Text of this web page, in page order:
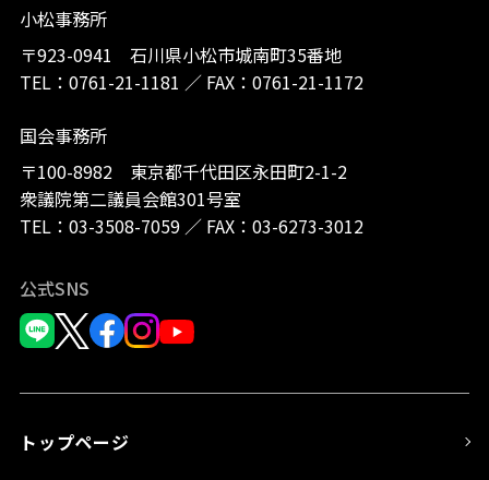
小松事務所
〒923-0941 石川県小松市城南町35番地
TEL： 0761-21-1181 ／ FAX：0761-21-1172
国会事務所
〒100-8982 東京都千代田区永田町2-1-2
衆議院第二議員会館301号室
TEL： 03-3508-7059／ FAX：03-6273-3012
公式SNS
トップページ